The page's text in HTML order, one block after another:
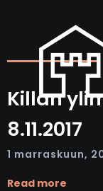
Killan
8.11.2017
1 marraskuun,
Read more